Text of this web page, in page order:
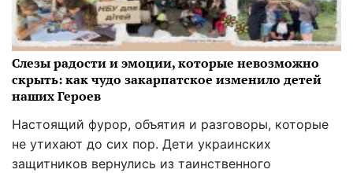
Слезы радости и эмоции, которые невозможно
скрыть: как чудо закарпатское изменило детей
наших Героев
Настоящий фурор, объятия и разговоры, которые
не утихают до сих пор. Дети украинских
защитников вернулись из таинственного